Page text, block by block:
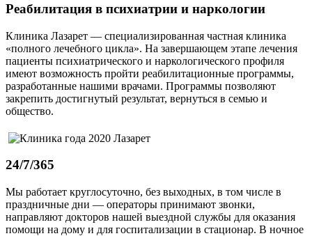
Реабилитация в психиатрии и наркологии
Клиника Лазарет — специализированная частная клиника
«полного лечебного цикла». На завершающем этапе лечения
пациенты психиатрического и наркологического профиля
имеют возможность пройти реабилитационные программы,
разработанные нашими врачами. Программы позволяют
закрепить достигнутый результат, вернуться в семью и
общество.
24/7/365
Мы работает круглосуточно, без выходных, в том числе в
праздничные дни — операторы принимают звонки,
направляют докторов нашей выездной службы для оказания
помощи на дому и для госпитализации в стационар. В ночное